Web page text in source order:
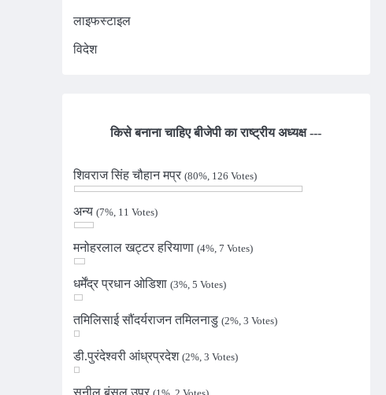
लाइफस्टाइल
विदेश
किसे बनाना चाहिए बीजेपी का राष्ट्रीय अध्यक्ष ---
शिवराज सिंह चौहान मप्र (80%, 126 Votes)
अन्य (7%, 11 Votes)
मनोहरलाल खट्टर हरियाणा (4%, 7 Votes)
धर्मेंद्र प्रधान ओडिशा (3%, 5 Votes)
तमिलिसाई सौंदर्यराजन तमिलनाडु (2%, 3 Votes)
डी.पुरंदेश्वरी आंध्रप्रदेश (2%, 3 Votes)
सुनील बंसल उप्र